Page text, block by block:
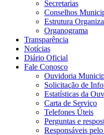
Secretarias
Conselhos
Estrutura
Organograma
Transparência
Notícias
Diário Oficial
Fale Conosco
Ouvidoria
Solicitação de
Estatísticas da
Carta de Serviço
Telefones Úteis
Perguntas e
Responsáveis